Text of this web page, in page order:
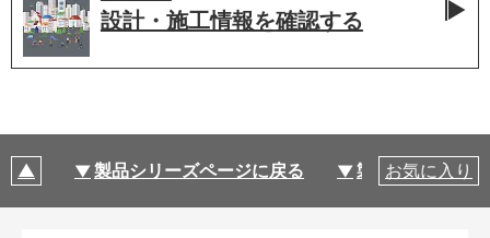
設計・施工情報を確認する
製品シリーズページに戻る 製品仕様
お気に入り